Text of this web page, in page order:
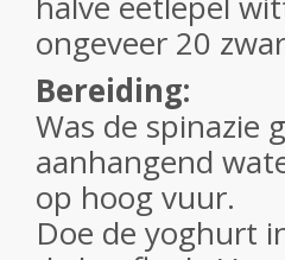
ongeveer 20
Bereiding:
Was de spinazie
aanhangend
op hoog vuur.
Doe de yoghurt